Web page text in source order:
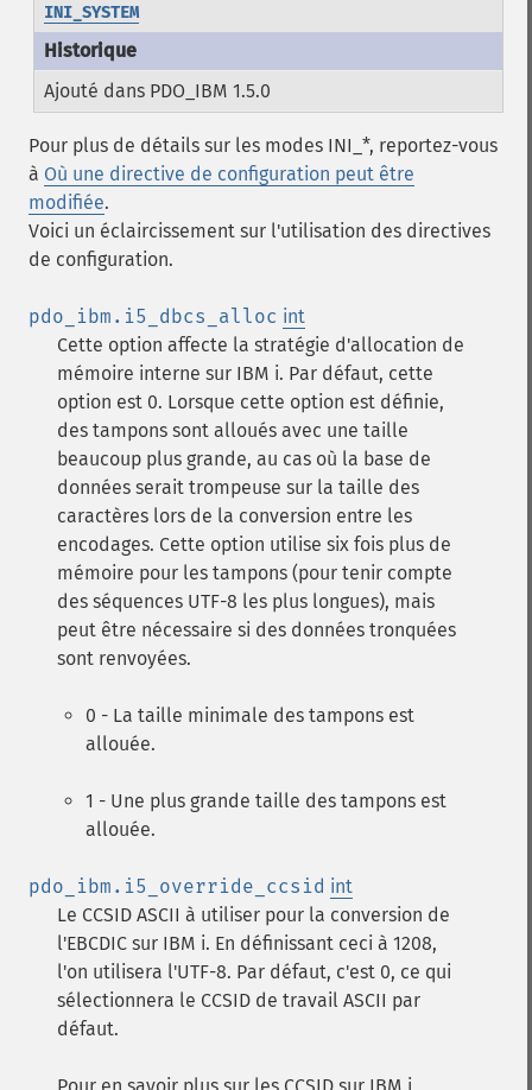
INI_SYSTEM
Ajouté dans PDO_IBM 1.5.0
Pour plus de détails sur les modes INI_*, reportez-vous
à Où une directive de configuration peut être
modifiée.
Voici un éclaircissement sur l'utilisation des directives
de configuration.
pdo_ibm.i5_dbcs_alloc int
Cette option affecte la stratégie d'allocation de
mémoire interne sur IBM i. Par défaut, cette
option est 0. Lorsque cette option est définie,
des tampons sont alloués avec une taille
beaucoup plus grande, au cas où la base de
données serait trompeuse sur la taille des
caractères lors de la conversion entre les
encodages. Cette option utilise six fois plus de
mémoire pour les tampons (pour tenir compte
des séquences UTF-8 les plus longues), mais
peut être nécessaire si des données tronquées
sont renvoyées.
0 - La taille minimale des tampons est
allouée.
1 - Une plus grande taille des tampons est
allouée.
pdo_ibm.i5_override_ccsid int
Le CCSID ASCII à utiliser pour la conversion de
l'EBCDIC sur IBM i. En définissant ceci à 1208,
l'on utilisera l'UTF-8. Par défaut, c'est 0, ce qui
sélectionnera le CCSID de travail ASCII par
défaut.